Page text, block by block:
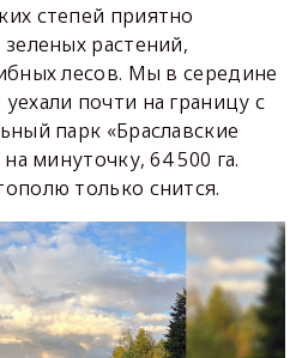
степей приятно
растений,
лесов. Мы в середине
почти на границу с
парк «Браславские
минуточку, 64 500 га.
только снится.